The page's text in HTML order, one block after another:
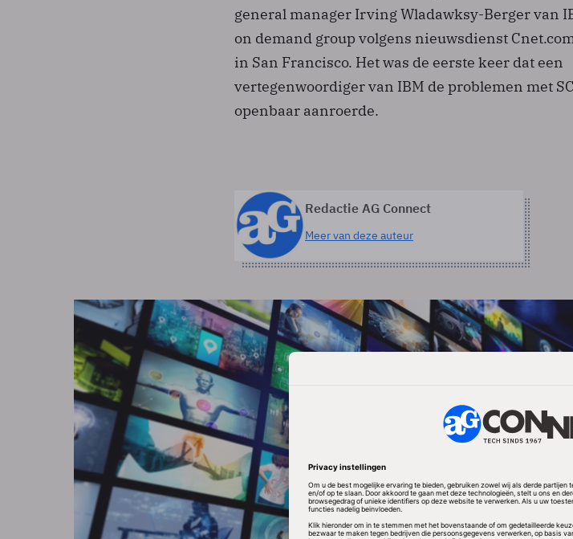
general manager Irving Wladawksy-Berger van
on demand group volgens nieuwsdienst
in San Francisco. Het was de eerste keer dat een
vertegenwoordiger van IBM de problemen met
openbaar aanroerde.
Redactie AG Connect
Meer van deze auteur